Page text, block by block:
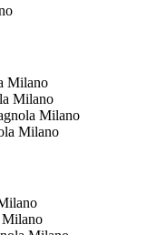
Milano
Milano
Milano
Milano
Milano